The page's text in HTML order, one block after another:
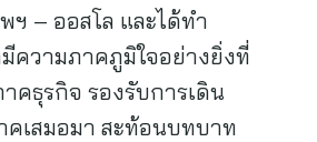
ฯ – ออสโล และได้ทำ
ความภาคภูมิใจอย่างยิ่งที่
คธุรกิจ รองรับการเดิน
คเสมอมา สะท้อนบทบาท